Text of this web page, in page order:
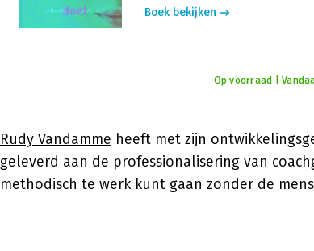
Boek bekijken
Op voorraad |
Rudy Vandamme heeft met zijn
geleverd aan de professionalisering van
methodisch te werk kunt gaan zonder de